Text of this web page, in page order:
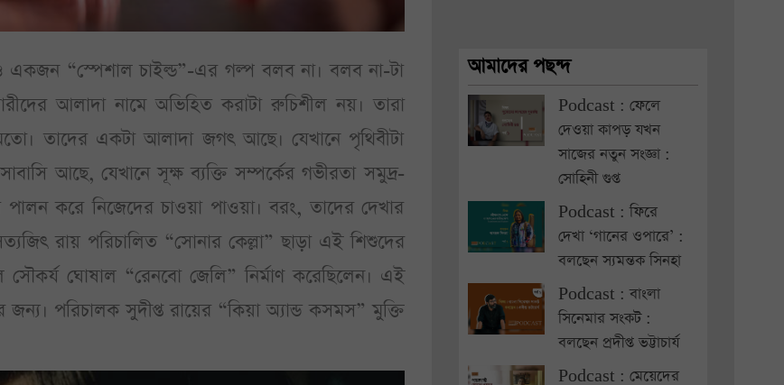
“স্পেশাল চাইল্ড”-এর গল্প বলব না। বলব না-টা
আলাদা নামে অভিহিত করাটা রুচিশীল নয়। তারা
তাদের একটা আলাদা জগৎ আছে। যেখানে পৃথিবীটা
আছে, যেখানে সূক্ষ ব্যক্তি সম্পর্কের গভীরতা সমুদ্র-
পালন করে নিজেদের চাওয়া পাওয়া। বরং, তাদের দেখার
রায় পরিচালিত “সোনার কেল্লা” ছাড়া এই শিশুদের
সৌকর্য ঘোষাল “রেনবো জেলি” নির্মাণ করেছিলেন। এই
পরিচালক সুদীপ্ত রায়ের “কিয়া অ্যান্ড কসমস” মুক্তি
আমাদের পছন্দ
Podcast : ফেলে
দেওয়া কাপড় যখন
সাজের নতুন সংজ্ঞা :
সোহিনী গুপ্ত
Podcast : ফিরে
দেখা ‘গানের ওপারে’ :
বলছেন স্যমন্তক সিনহা
Podcast : বাংলা
সিনেমার সংকট :
বলছেন প্রদীপ্ত ভট্টাচার্য
Podcast : মেয়েদের